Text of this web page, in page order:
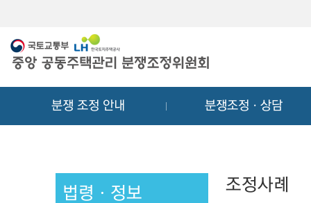
분쟁 조정 안내 분쟁조정ㆍ상담
법령ㆍ정보 조정사례